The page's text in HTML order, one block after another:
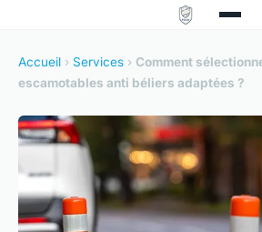
Accueil › Services › Comment
escamotables anti béliers adaptées ?